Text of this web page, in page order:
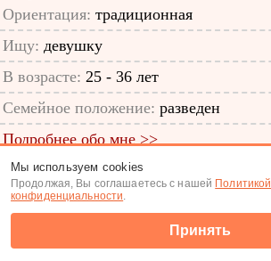
Ориентация: традиционная
Ищу: девушку
В возрасте: 25 - 36 лет
Семейное положение: разведен
Подробнее обо мне >>
ID анкеты: 48427803
Знакомства|Поиск анкет
Мы используем cookies
Продолжая, Вы соглашаетесь с нашей Политикой
конфиденциальности.
Принять